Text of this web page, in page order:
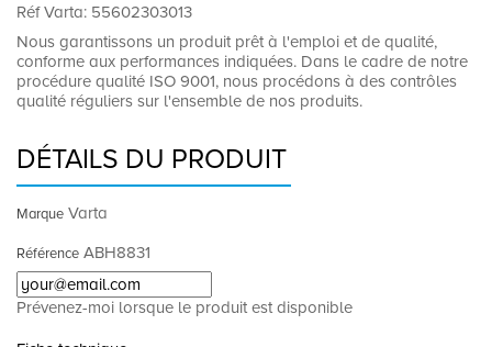
Réf Varta: 55602303013
Nous garantissons un produit prêt à l'emploi et de qualité,
conforme aux performances indiquées. Dans le cadre de notre
procédure qualité ISO 9001, nous procédons à des contrôles
qualité réguliers sur l'ensemble de nos produits.
DÉTAILS DU PRODUIT
Marque Varta
Référence ABH8831
Prévenez-moi lorsque le produit est disponible